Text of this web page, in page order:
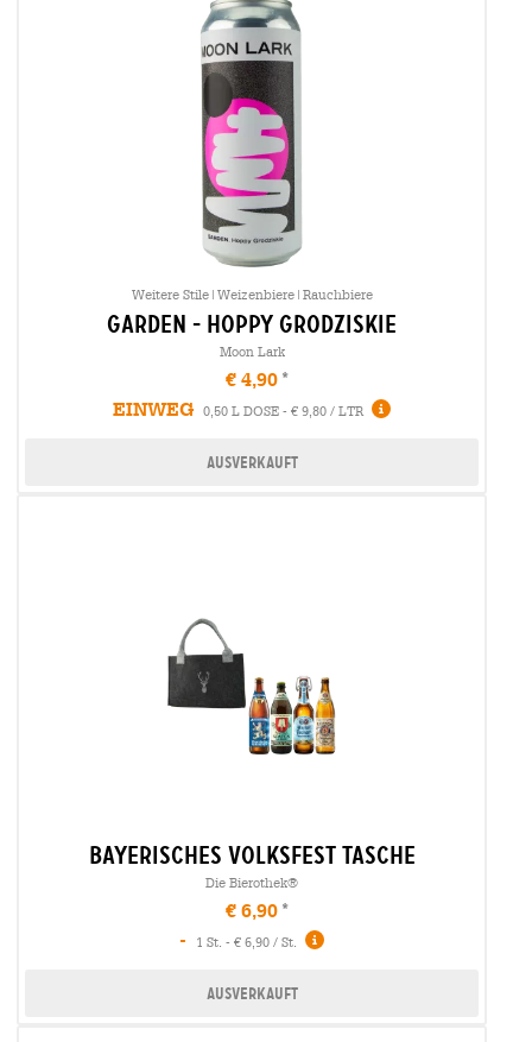
Weitere Stile|Weizenbiere|Rauchbiere
garden - hoppy grodziskie
Moon Lark
€ 4,90
EINWEG
0,50 L DOSE - € 9,80 / LTR
Ausverkauft
bayerisches volksfest tasche
Die Bierothek®
€ 6,90
-
1 St. - € 6,90 / St.
Ausverkauft